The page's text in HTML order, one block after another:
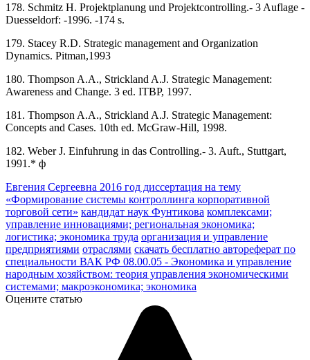
178. Schmitz H. Projektplanung und Projektcontrolling.- 3 Auflage -
Duesseldorf: -1996. -174 s.
179. Stacey R.D. Strategic management and Organization
Dynamics. Pitman,1993
180. Thompson A.A., Strickland A.J. Strategic Management:
Awareness and Change. 3 ed. ITBP, 1997.
181. Thompson A.A., Strickland A.J. Strategic Management:
Concepts and Cases. 10th ed. McGraw-Hill, 1998.
182. Weber J. Einfuhrung in das Controlling.- 3. Auft., Stuttgart,
1991.* ф
Евгения Сергеевна 2016 год диссертация на тему
«Формирование системы контроллинга корпоративной
торговой сети» кандидат наук Фунтикова комплексами;
управление инновациями; региональная экономика;
логистика; экономика труда организация и управление
предприятиями отраслями скачать бесплатно автореферат по
специальности ВАК РФ 08.00.05 - Экономика и управление
народным хозяйством: теория управления экономическими
системами; макроэкономика; экономика
Оцените статью